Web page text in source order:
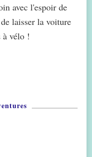
avec l'espoir de
laisser la voiture
à vélo !